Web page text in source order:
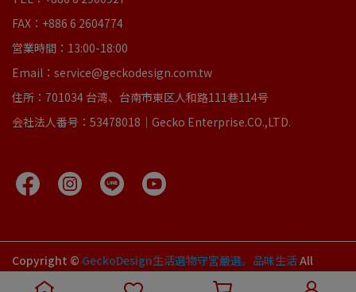
FAX：+886 6 2604774
営業時間：13:00-18:00
Email：service@geckodesign.com.tw
住所：701034 台湾、台南市東区人和路111巷114号
会社法人番号：53478018｜Gecko Enterprise.CO.,LTD.
Copyright © GeckoDesign生活選物守宮嚴選。品味生活All
Rights Reserved.
CYBERBIZ